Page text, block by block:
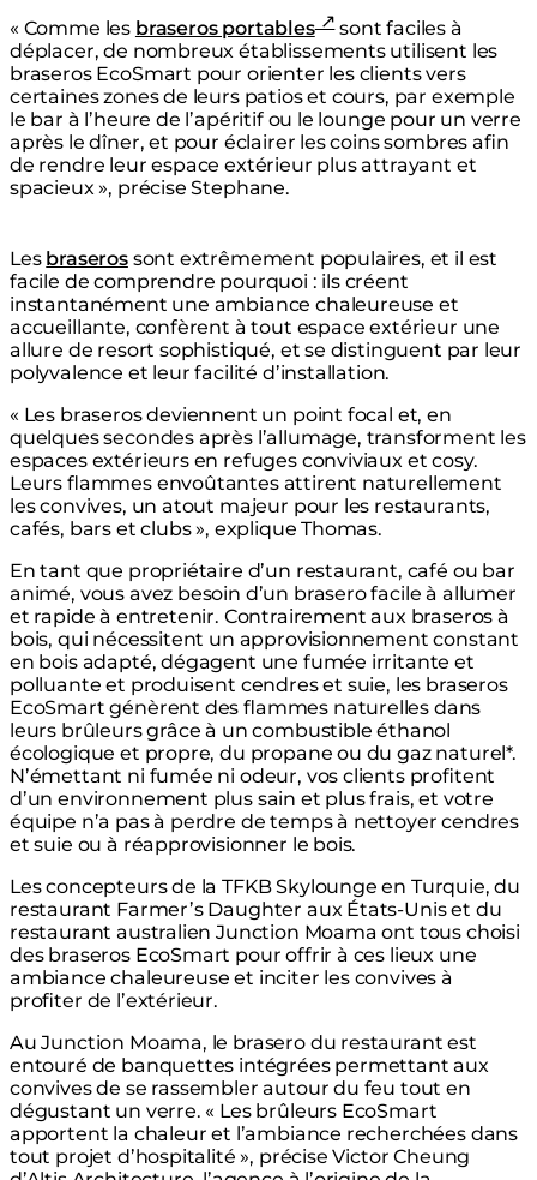
« Comme les braseros portables
sont faciles à
déplacer, de nombreux établissements utilisent les
braseros EcoSmart pour orienter les clients vers
certaines zones de leurs patios et cours, par exemple
le bar à l’heure de l’apéritif ou le lounge pour un verre
après le dîner, et pour éclairer les coins sombres afin
de rendre leur espace extérieur plus attrayant et
spacieux », précise Stephane.
Les braserossont extrêmement populaires, et il est
facile de comprendre pourquoi : ils créent
instantanément une ambiance chaleureuse et
accueillante, confèrent à tout espace extérieur une
allure de resort sophistiqué, et se distinguent par leur
polyvalence et leur facilité d’installation.
« Les braseros deviennent un point focal et, en
quelques secondes après l’allumage, transforment les
espaces extérieurs en refuges conviviaux et cosy.
Leurs flammes envoûtantes attirent naturellement
les convives, un atout majeur pour les restaurants,
cafés, bars et clubs », explique Thomas.
En tant que propriétaire d’un restaurant, café ou bar
animé, vous avez besoin d’un brasero facile à allumer
et rapide à entretenir. Contrairement aux braseros à
bois, qui nécessitent un approvisionnement constant
en bois adapté, dégagent une fumée irritante et
polluante et produisent cendres et suie, les braseros
EcoSmart génèrent des flammes naturelles dans
leurs brûleurs grâce à un combustible éthanol
écologique et propre, du propane ou du gaz naturel*.
N’émettant ni fumée ni odeur, vos clients profitent
d’un environnement plus sain et plus frais, et votre
équipe n’a pas à perdre de temps à nettoyer cendres
et suie ou à réapprovisionner le bois.
Les concepteurs de la TFKB Skylounge en Turquie, du
restaurant Farmer’s Daughter aux États-Unis et du
restaurant australien Junction Moama ont tous choisi
des braseros EcoSmart pour offrir à ces lieux une
ambiance chaleureuse et inciter les convives à
profiter de l’extérieur.
Au Junction Moama, le brasero du restaurant est
entouré de banquettes intégrées permettant aux
convives de se rassembler autour du feu tout en
dégustant un verre. « Les brûleurs EcoSmart
apportent la chaleur et l’ambiance recherchées dans
tout projet d’hospitalité », précise Victor Cheung